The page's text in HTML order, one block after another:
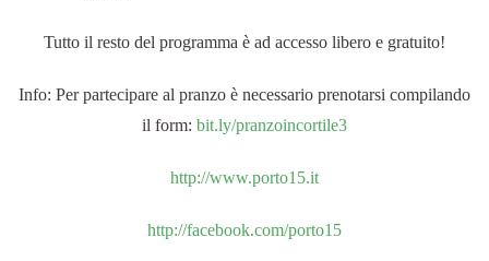
Tutto il resto del programma è ad accesso libero e gratuito!
Info: Per partecipare al pranzo è necessario prenotarsi compilando
il form: bit.ly/pranzoincortile3
http://www.porto15.it
http://facebook.com/porto15